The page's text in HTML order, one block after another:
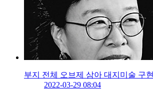
부지 전체 오브제 삼아 대지미술 구현
2022-03-29 08:04